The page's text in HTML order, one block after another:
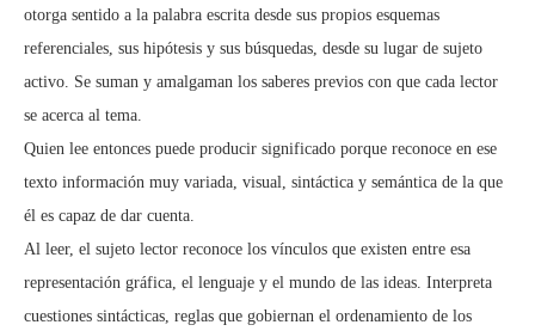
otorga sentido a la palabra escrita desde sus propios esquemas
referenciales, sus hipótesis y sus búsquedas, desde su lugar de sujeto
activo. Se suman y amalgaman los saberes previos con que cada lector
se acerca al tema.
Quien lee entonces puede producir significado porque reconoce en ese
texto información muy variada, visual, sintáctica y semántica de la que
él es capaz de dar cuenta.
Al leer, el sujeto lector reconoce los vínculos que existen entre esa
representación gráfica, el lenguaje y el mundo de las ideas. Interpreta
cuestiones sintácticas, reglas que gobiernan el ordenamiento de los